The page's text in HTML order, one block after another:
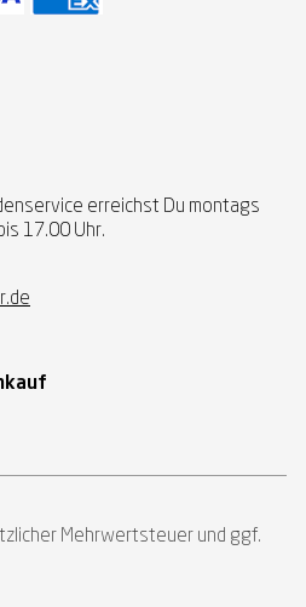
erreichst Du montags
17.00 Uhr.
Mehrwertsteuer und ggf.